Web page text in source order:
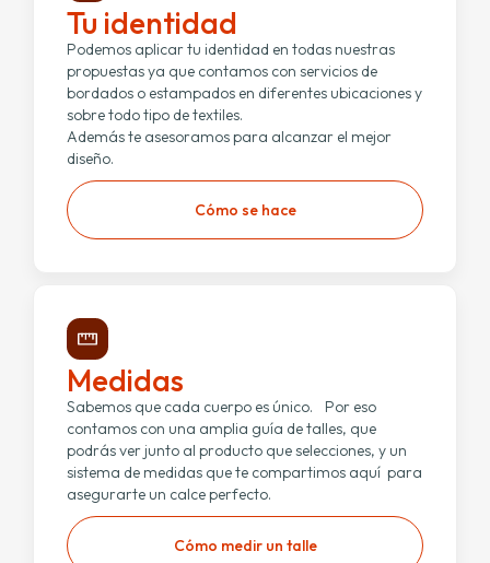
Tu identidad
Podemos aplicar tu identidad en todas nuestras
propuestas ya que contamos con servicios de
bordados o estampados en diferentes ubicaciones y
sobre todo tipo de textiles.
Además te asesoramos para alcanzar el mejor
diseño.
Cómo se hace
Medidas
Sabemos que cada cuerpo es único. Por eso
contamos con una amplia guía de talles, que
podrás ver junto al producto que selecciones, y un
sistema de medidas que te compartimos aquí para
asegurarte un calce perfecto.
Cómo medir un talle